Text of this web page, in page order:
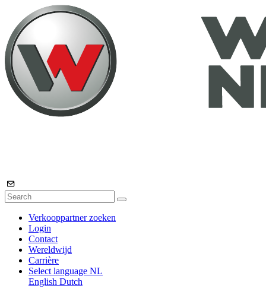
Verkooppartner zoeken
Login
Contact
Wereldwijd
Carrière
Select language NL
English Dutch